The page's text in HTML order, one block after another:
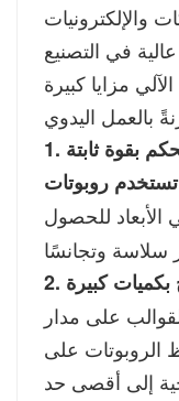
والإلكترونيات
في التصنيع
مزايا كبيرة
بقوة ثابتة
تستخدم روبوتات NEVIEW تعويض التحكم في
الأبعاد للحصول
بكميات كبيرة
على مدار
الروبوتات على